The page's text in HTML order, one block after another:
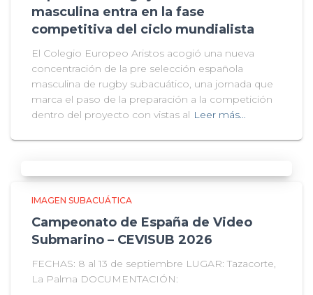
masculina entra en la fase
competitiva del ciclo mundialista
El Colegio Europeo Aristos acogió una nueva
concentración de la pre selección española
masculina de rugby subacuático, una jornada que
marca el paso de la preparación a la competición
dentro del proyecto con vistas al Leer más…
IMAGEN SUBACUÁTICA
Campeonato de España de Video
Submarino – CEVISUB 2026
FECHAS: 8 al 13 de septiembre LUGAR: Tazacorte,
La Palma DOCUMENTACIÓN: